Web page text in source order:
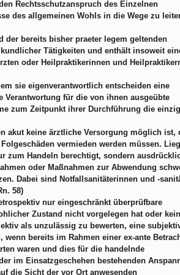
Rechtsschutzanspruch des Einzelnen
des allgemeinen Wohls in die Wege zu
der bereits bisher praeter legem geltenden
Tätigkeiten und enthält insoweit
oder Heilpraktikerinnen und
sie eigenverantwortlich entscheiden eine
für die von ihnen ausgeübte
zum Zeitpunkt ihrer Durchführung die einzig
akut keine ärztliche Versorgung möglich ist,
vermieden werden müssen.
zum Handeln berechtigt, sondern
oder Maßnahmen zur Abwendung
Dabei sind Notfallsanitäterinnen und -
58)
nur eingeschränkt überprüfbare
Zustand nicht vorgelegen hat oder
als unzulässig zu bewerten, eine
bereits im Rahmen einer ex-ante
waren und dies für die handelnde
im Einsatzgeschehen bestehenden
die Sicht der vor Ort anwesenden